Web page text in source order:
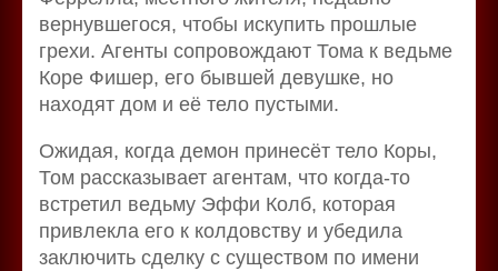
вернувшегося, чтобы искупить прошлые
грехи. Агенты сопровождают Тома к ведьме
Коре Фишер, его бывшей девушке, но
находят дом и её тело пустыми.
Ожидая, когда демон принесёт тело Коры,
Том рассказывает агентам, что когда-то
встретил ведьму Эффи Колб, которая
привлекла его к колдовству и убедила
заключить сделку с существом по имени